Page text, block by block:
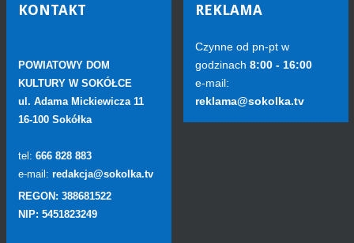
KONTAKT
POWIATOWY DOM
KULTURY W SOKÓŁCE
ul. Adama Mickiewicza 11
16-100 Sokółka
tel: 666 828 883
e-mail: redakcja@sokolka.tv
REGON: 388681522
NIP: 5451823249
REKLAMA
Czynne od pn-pt w
godzinach 8:00 - 16:00
e-mail:
reklama@sokolka.tv